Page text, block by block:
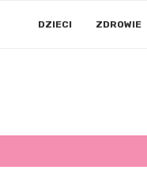
DZIECI ZDROWIE